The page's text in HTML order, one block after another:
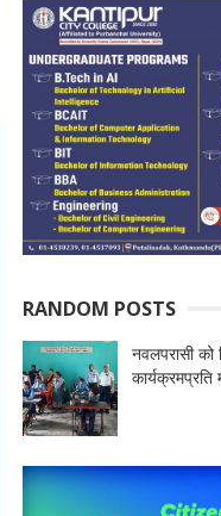
RANDOM POSTS
नवलपरासी को
कार्यक्रमप्रति